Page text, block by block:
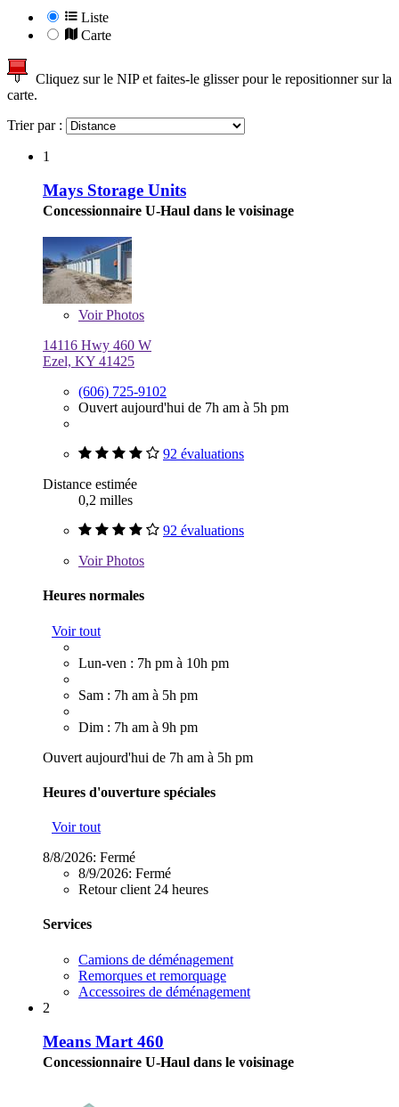
Liste
Carte
Cliquez sur le NIP et faites-le glisser pour le repositionner sur la
carte.
Trier par :
1
Mays Storage Units
Concessionnaire U-Haul dans le voisinage
VoirPhotos
14116 Hwy 460 W
Ezel, KY 41425
(606) 725-9102
Ouvert aujourd'hui de 7h am à 5h pm
92 évaluations
Distance estimée
0,2 milles
92 évaluations
VoirPhotos
Heures normales
Voir tout
Lun-ven : 7h pm à 10h pm
Sam : 7h am à 5h pm
Dim : 7h am à 9h pm
Ouvert aujourd'hui de 7h am à 5h pm
Heures d'ouverture spéciales
Voir tout
8/8/2026: Fermé
8/9/2026: Fermé
Retour client 24 heures
Services
Camions de déménagement
Remorques et remorquage
Accessoires de déménagement
2
Means Mart 460
Concessionnaire U-Haul dans le voisinage